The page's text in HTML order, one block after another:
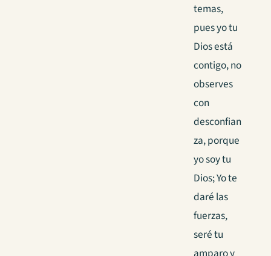
temas,
pues yo tu
Dios está
contigo, no
observes
con
desconfian
za, porque
yo soy tu
Dios; Yo te
daré las
fuerzas,
seré tu